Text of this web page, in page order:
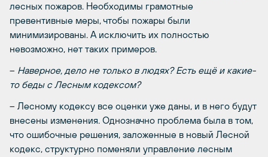
лесных пожаров. Необходимы грамотные
превентивные меры, чтобы пожары были
минимизированы. А исключить их полностью
невозможно, нет таких примеров.
– Наверное, дело не только в людях? Есть ещё и какие-
то беды с Лесным кодексом?
– Лесному кодексу все оценки уже даны, и в него будут
внесены изменения. Однозначно проблема была в том,
что ошибочные решения, заложенные в новый Лесной
кодекс, структурно поменяли управление лесным